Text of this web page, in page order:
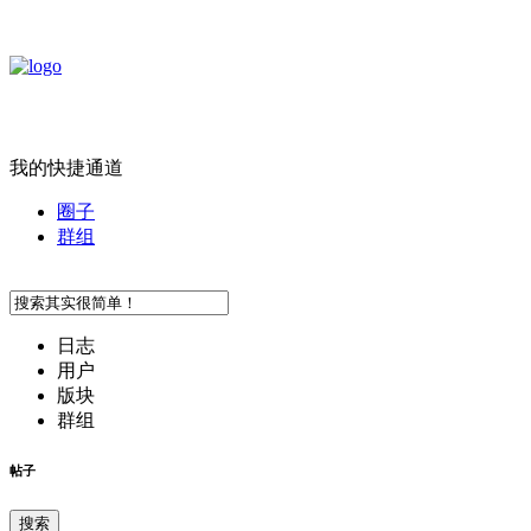
我的快捷通道
圈子
群组
日志
用户
版块
群组
帖子
搜索